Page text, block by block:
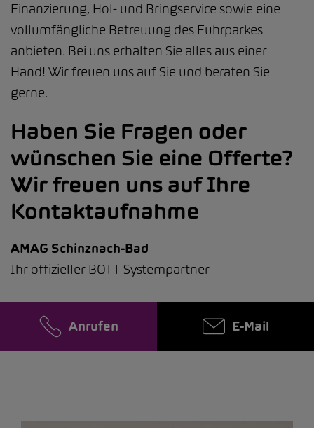
Finanzierung, Hol- und Bringservice sowie eine
vollumfängliche Betreuung des Fuhrparkes
anbieten. Bei uns erhalten Sie alles aus einer
Hand! Wir freuen uns auf Sie und beraten Sie
gerne.
Haben Sie Fragen oder
wünschen Sie eine Offerte?
Wir freuen uns auf Ihre
Kontaktaufnahme
AMAG Schinznach-Bad
Ihr offizieller BOTT Systempartner
Anrufen E-Mail